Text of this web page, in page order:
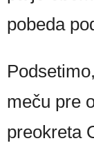
pobeda
meču pre
preokreta